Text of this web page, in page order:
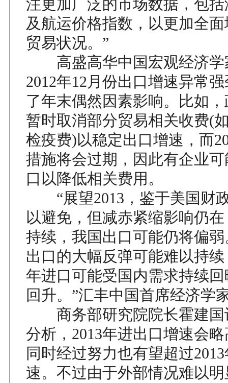
注更加广泛的市场数据，包
及航运价格指数，以更加全
贸易状况。”
高盛高华中国宏观经济学
2012年12月份出口增速异常
了年末偶然因素影响。比如
暂时取消部分贸易相关收费(
检疫费)以稳定出口增速，而
措施将会过期，因此有企业
口以降低相关费用。
“展望2013，鉴于美国财
以避免，但减赤紧缩影响仍
持续，我国出口可能仍将偏弱
出口的大幅反弹可能难以持续
年进口可能受国内需求持续
回升。”汇丰中国首席经济学
商务部研究院院长霍建国
分析，2013年进出口增速会
同时经过努力也有望超过
速。不过由于外部情况难以